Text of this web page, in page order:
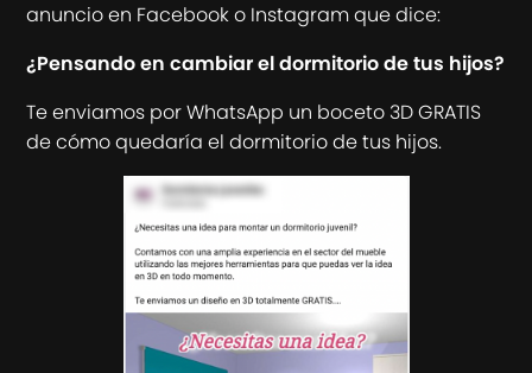
anuncio en Facebook o Instagram que dice:
¿Pensando en cambiar el dormitorio de tus hijos?
Te enviamos por WhatsApp un boceto 3D GRATIS
de cómo quedaría el dormitorio de tus hijos.